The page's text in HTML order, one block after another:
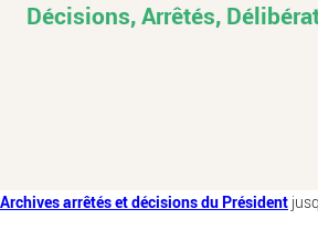
Décisions, Arrêtés,
Archives arrêtés et décisions du Président